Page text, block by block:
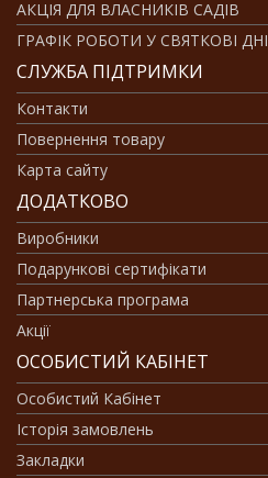
АКЦІЯ ДЛЯ ВЛАСНИКІВ САДІВ
ГРАФІК РОБОТИ У СВЯТКОВІ ДНІ
СЛУЖБА ПІДТРИМКИ
Контакти
Повернення товару
Карта сайту
ДОДАТКОВО
Виробники
Подарункові сертифікати
Партнерська програма
Акції
ОСОБИСТИЙ КАБІНЕТ
Особистий Кабінет
Історія замовлень
Закладки